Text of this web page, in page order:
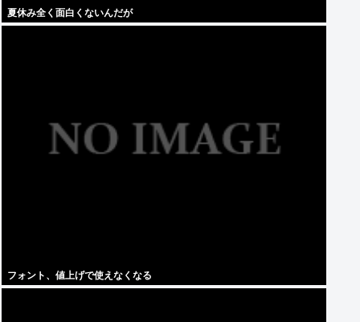
夏休み全く面白くないんだが
フォント、値上げで使えなくなる